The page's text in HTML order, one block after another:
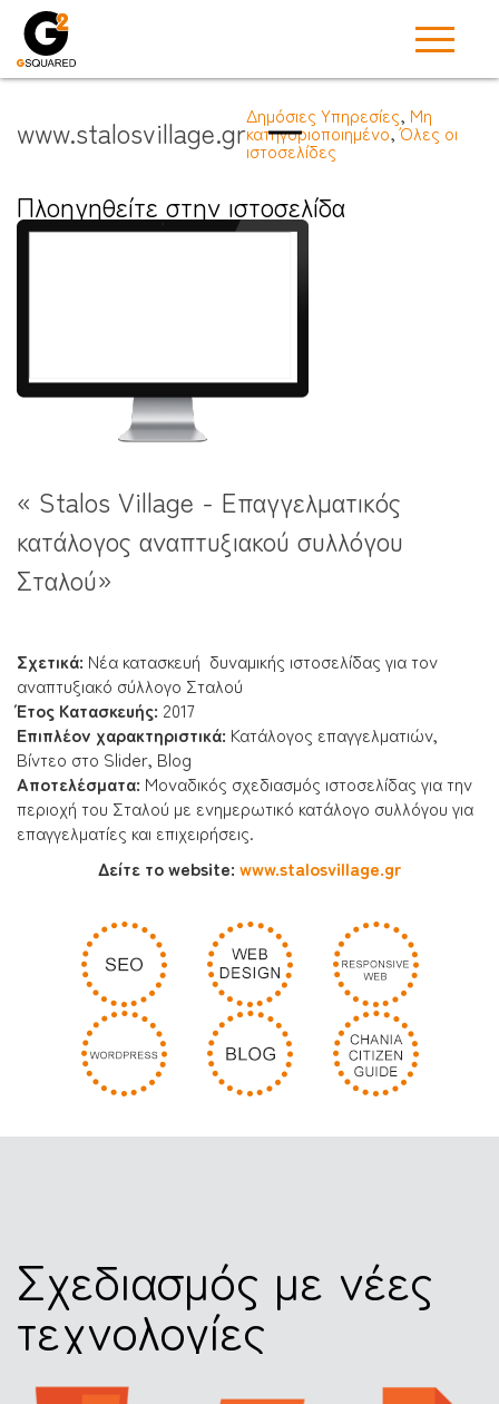
www.stalosvillage.grΔημόσιες Υπηρεσίες, Μη
κατηγοριοποιημένο,Όλες οι
ιστοσελίδες
Πλοηγηθείτε στην ιστοσελίδα
« Stalos Village - Επαγγελματικός
κατάλογος αναπτυξιακού συλλόγου
Σταλού»
Σχετικά: Νέα κατασκευή δυναμικής ιστοσελίδας για τον
αναπτυξιακό σύλλογο Σταλού
Έτος Κατασκευής: 2017
Επιπλέον χαρακτηριστικά: Κατάλογος επαγγελματιών,
Βίντεο στο Slider, Blog
Αποτελέσματα: Μοναδικός σχεδιασμός ιστοσελίδας για την
περιοχή του Σταλού με ενημερωτικό κατάλογο συλλόγου για
επαγγελματίες και επιχειρήσεις.
Δείτε το website: www.stalosvillage.gr
Σχεδιασμός με νέες
τεχνολογίες